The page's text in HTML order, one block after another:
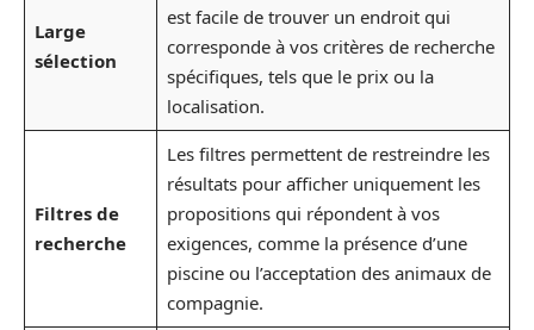
Large
sélection
est facile de trouver un endroit qui
corresponde à vos critères de recherche
spécifiques, tels que le prix ou la
localisation.
Filtres de
recherche
Les filtres permettent de restreindre les
résultats pour afficher uniquement les
propositions qui répondent à vos
exigences, comme la présence d’une
piscine ou l’acceptation des animaux de
compagnie.